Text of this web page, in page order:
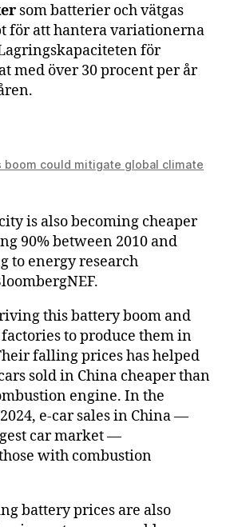
som batterier och vätgas
för att hantera variationerna
för
med över 30 procent per år
boom could mitigate global climate
is also becoming cheaper
90% between 2010 and
to energy research
this battery boom and
to produce them in
falling prices has helped
sold in China cheaper than
engine. In the
e-car sales in China —
car market —
with combustion
battery prices are also